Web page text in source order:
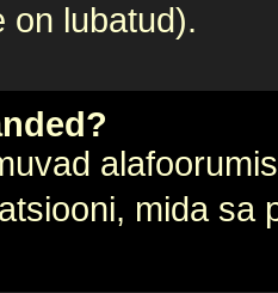
on lubatud).
mida sa